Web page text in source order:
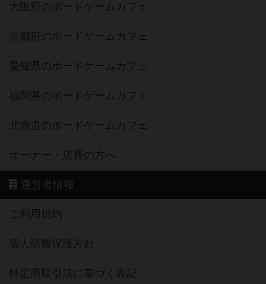
大阪府のボードゲームカフェ
京都府のボードゲームカフェ
愛知県のボードゲームカフェ
福岡県のボードゲームカフェ
北海道のボードゲームカフェ
オーナー・店長の方へ
運営者情報
ご利用規約
個人情報保護方針
特定商取引法に基づく表記